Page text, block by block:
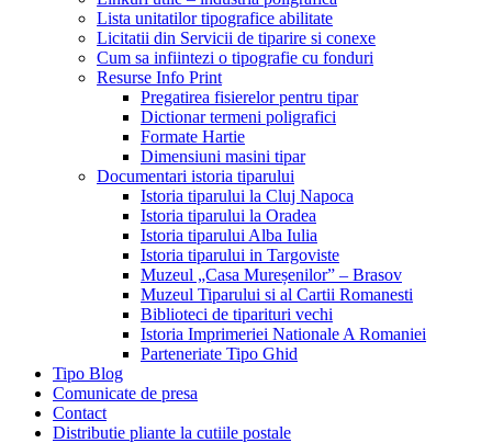
Lista unitatilor tipografice abilitate
Licitatii din Servicii de tiparire si conexe
Cum sa infiintezi o tipografie cu fonduri
Resurse Info Print
Pregatirea fisierelor pentru tipar
Dictionar termeni poligrafici
Formate Hartie
Dimensiuni masini tipar
Documentari istoria tiparului
Istoria tiparului la Cluj Napoca
Istoria tiparului la Oradea
Istoria tiparului Alba Iulia
Istoria tiparului in Targoviste
Muzeul „Casa Mureșenilor” – Brasov
Muzeul Tiparului si al Cartii Romanesti
Biblioteci de tiparituri vechi
Istoria Imprimeriei Nationale A Romaniei
Parteneriate Tipo Ghid
Tipo Blog
Comunicate de presa
Contact
Distributie pliante la cutiile postale